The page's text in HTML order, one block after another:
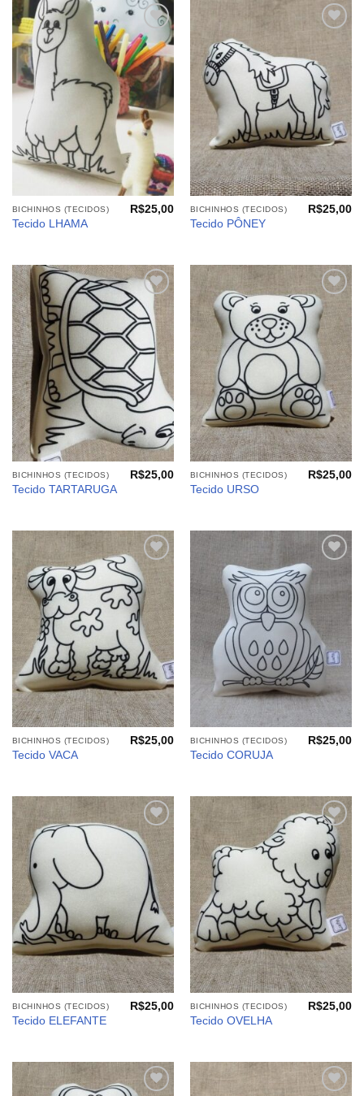
Adicionar
aos
meus
desejos
BICHINHOS (TECIDOS)
Tecido LHAMA
R$25,00
meus
desejos
BICHINHOS (TECIDOS)
Tecido PÔNEY
R$25,00
Adicionar
aos
meus
desejos
BICHINHOS (TECIDOS)
Tecido TARTARUGA
R$25,00
Adicionar
aos
meus
desejos
BICHINHOS (TECIDOS)
Tecido URSO
R$25,00
Adicionar
aos
meus
desejos
BICHINHOS (TECIDOS)
Tecido VACA
R$25,00
Adicionar
meus
desejos
BICHINHOS (TECIDOS)
Tecido CORUJA
R$25,00
Adicionar
aos
meus
desejos
BICHINHOS (TECIDOS)
Tecido ELEFANTE
R$25,00
Adicionar
aos
meus
desejos
BICHINHOS (TECIDOS)
Tecido OVELHA
R$25,00